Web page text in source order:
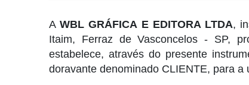
AWBL GRÁFICA E EDITORA LTDA,
Itaim, Ferraz de Vasconcelos - SP,
estabelece, através do presente
doravante denominado CLIENTE, para